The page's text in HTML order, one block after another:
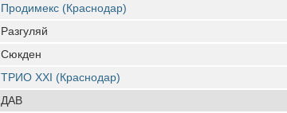
Продимекс (Краснодар)
Разгуляй
Сюкден
ТРИО XXI (Краснодар)
ДАВ